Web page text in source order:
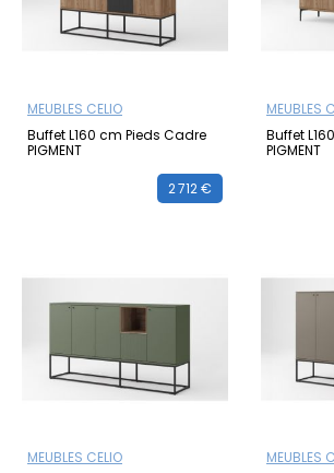
MEUBLES CELIO
Buffet L160 cm Pieds Cadre
PIGMENT
2 712 €
MEUBLES
Buffet
PIGMENT
MEUBLES CELIO
MEUBLES